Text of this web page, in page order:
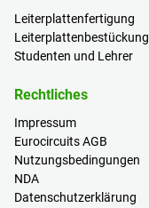
Leiterplattenfertigung
Leiterplattenbestückung
Studenten und Lehrer
Rechtliches
Impressum
Eurocircuits AGB
Nutzungsbedingungen
NDA
Datenschutzerklärung